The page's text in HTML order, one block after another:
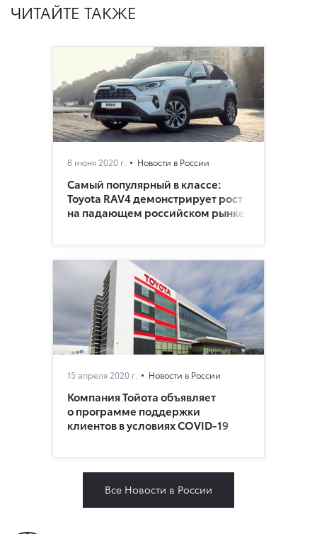
ЧИТАЙТЕ ТАКЖЕ
8 июня 2020 г. Новости в России
Самый популярный в классе:
Toyota RAV4 демонстрирует рост
на падающем российском рынке
15 апреля 2020 г. Новости в России
Компания Тойота объявляет
о программе поддержки
клиентов в условиях COVID-19
Все Новости в России